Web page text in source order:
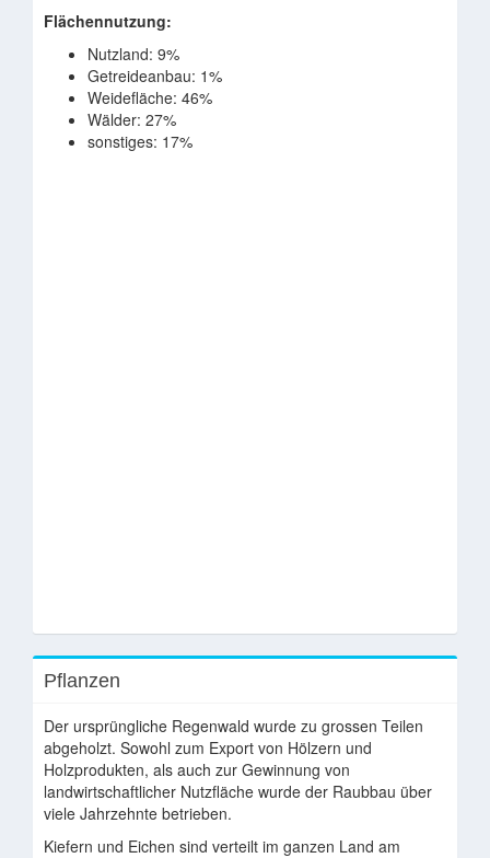
Flächennutzung:
Nutzland: 9%
Getreideanbau: 1%
Weidefläche: 46%
Wälder: 27%
sonstiges: 17%
Pflanzen
Der ursprüngliche Regenwald wurde zu grossen Teilen
abgeholzt. Sowohl zum Export von Hölzern und
Holzprodukten, als auch zur Gewinnung von
landwirtschaftlicher Nutzfläche wurde der Raubbau über
viele Jahrzehnte betrieben.
Kiefern und Eichen sind verteilt im ganzen Land am